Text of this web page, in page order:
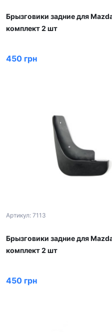
Брызговики задние для
комплект 2 шт
450 грн
Артикул: 7113
Брызговики задние для
комплект 2 шт
450 грн